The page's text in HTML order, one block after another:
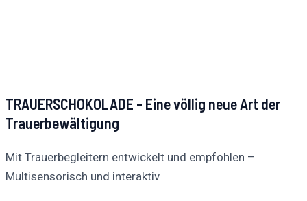
TRAUERSCHOKOLADE - Eine völlig neue Art der
Trauerbewältigung
Mit Trauerbegleitern entwickelt und empfohlen –
Multisensorisch und interaktiv